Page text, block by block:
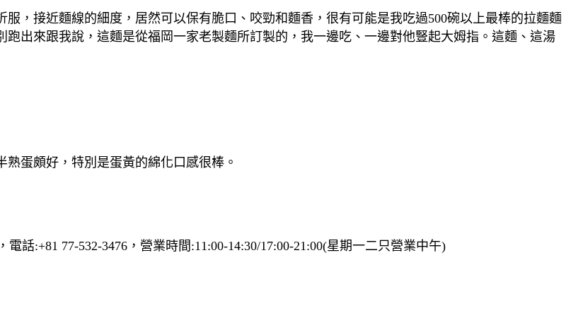
，接近麵線的細度，居然可以保有脆口、咬勁和麵香，很有可能是我吃過500碗以上最棒的拉麵麵
出來跟我說，這麵是從福岡一家老製麵所訂製的，我一邊吃、一邊對他豎起大姆指。這麵、這湯
蛋頗好，特別是蛋黃的綿化口感很棒。
電話:+81 77-532-3476，營業時間:11:00-14:30/17:00-21:00(星期一二只營業中午)